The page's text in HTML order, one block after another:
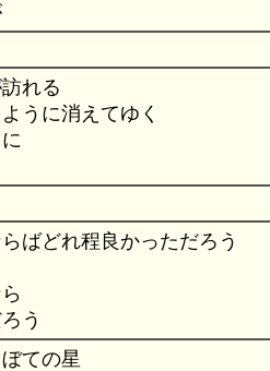
れる
うに消えてゆく
ばどれ程良かっただろう
う
ての星